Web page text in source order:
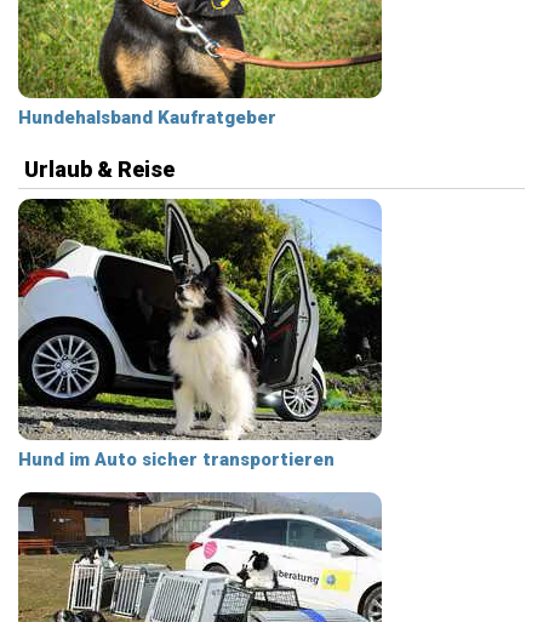
Hundehalsband Kaufratgeber
Urlaub & Reise
Hund im Auto sicher transportieren